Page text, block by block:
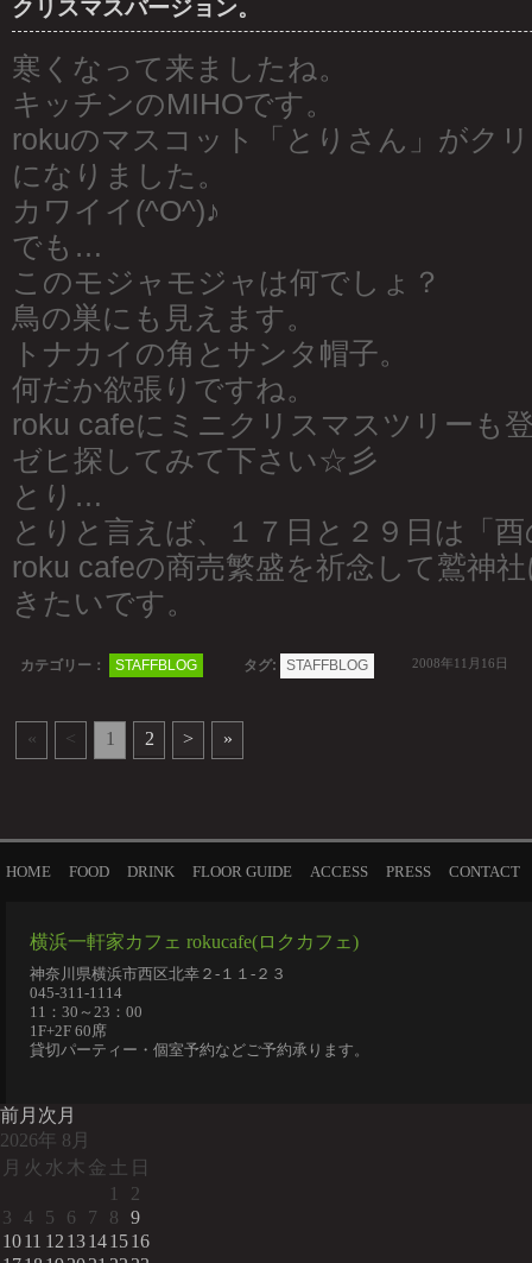
クリスマスバージョン。
寒くなって来ましたね。
キッチンのMIHOです。
rokuのマスコット「とりさん」がク
になりました。
カワイイ(^O^)♪
でも…
このモジャモジャは何でしょ？
鳥の巣にも見えます。
トナカイの角とサンタ帽子。
何だか欲張りですね。
roku cafeにミニクリスマスツリーも
ゼヒ探してみて下さい☆彡
とり…
とりと言えば、１７日と２９日は「
roku cafeの商売繁盛を祈念して鷲神
きたいです。
カテゴリー： STAFFBLOG タグ: STAFFBLOG 2008年11月16日
« < 1 2 > »
HOME FOOD DRINK FLOOR GUIDE ACCESS PRESS CONTACT
横浜一軒家カフェ rokucafe(ロクカフェ)
神奈川県横浜市西区北幸２-１１-２３
045-311-1114
11：30～23：00
1F+2F 60席
貸切パーティー・個室予約などご予約承ります。
前月 次月
2026年 8月
月 火 水 木 金 土 日
1
2
3
4 5 6 7 8
9
1011 12 13141516